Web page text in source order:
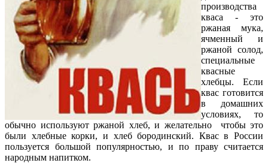
производства
кваса - это
ржаная мука,
ячменный и
ржаной солод,
специальные
квасные
хлебцы. Если
квас готовится
в домашних
условиях, то
обычно используют ржаной хлеб, и желательно чтобы это
были хлебные корки, и хлеб бородинский. Квас в России
пользуется большой популярностью, и по праву считается
народным напитком.